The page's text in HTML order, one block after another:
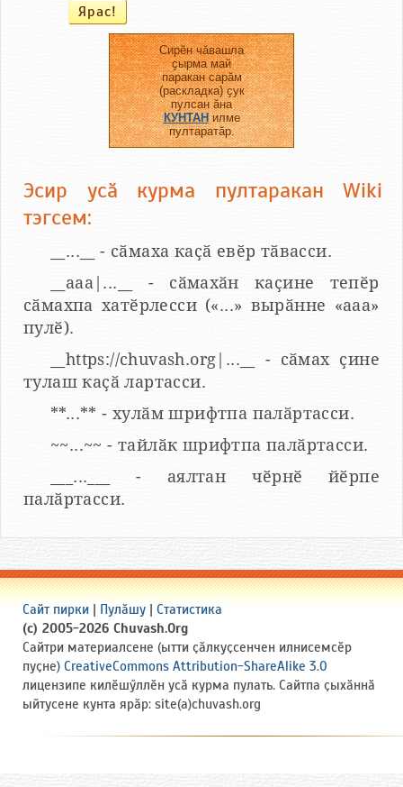
Сирӗн чӑвашла
ҫырма май
паракан сарӑм
(раскладка) ҫук
пулсан ӑна
КУНТАНилме
пултаратӑр.
Эсир усӑ курма пултаракан Wiki
тэгсем:
__...__ - сӑмаха каҫӑ евӗр тӑвасси.
__aaa|...__ - сӑмахӑн каҫине тепӗр
сӑмахпа хатӗрлесси («...» вырӑнне «ааа»
пулӗ).
__https://chuvash.org|...__ - сӑмах ҫине
тулаш каҫӑ лартасси.
**...** - хулӑм шрифтпа палӑртасси.
~~...~~ - тайлӑк шрифтпа палӑртасси.
___...___ - аялтан чӗрнӗ йӗрпе
палӑртасси.
Сайт пирки | Пулӑшу | Статистика
(c) 2005-2026 Chuvash.Org
Сайтри материалсене (ытти ҫӑлкуҫсенчен илнисемсӗр
пуҫне) CreativeCommons Attribution-ShareAlike 3.0
лицензипе килӗшӳллӗн усӑ курма пулать. Сайтпа ҫыхӑннӑ
ыйтусене кунта ярӑр: site(a)chuvash.org